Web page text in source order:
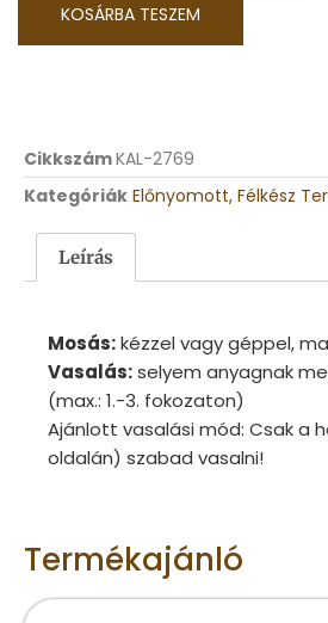
KOSÁRBA TESZEM
CikkszámKAL-2769
Kategóriák Előnyomott, Félkész
Leírás
Mosás:kézzel vagy géppel,
Vasalás:selyem anyagnak
(max.: 1.-3. fokozaton)
Ajánlott vasalási mód: Csak a
oldalán) szabad vasalni!
Termékajánló